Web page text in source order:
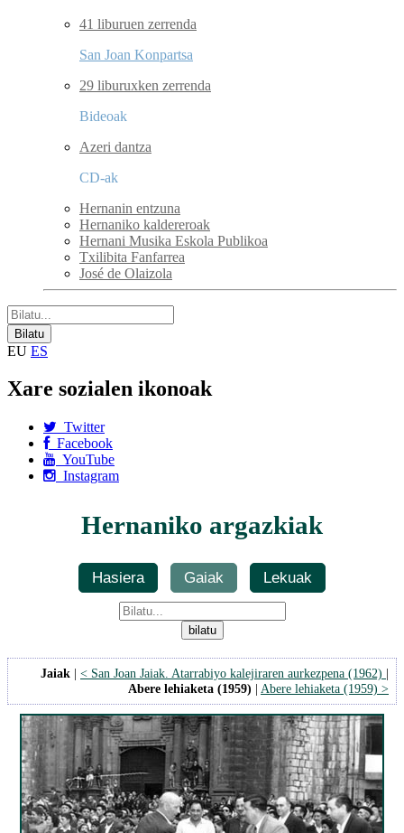
41 liburuen zerrenda
San Joan Konpartsa
29 liburuxken zerrenda
Bideoak
Azeri dantza
CD-ak
Hernanin entzuna
Hernaniko kaldereroak
Hernani Musika Eskola Publikoa
Txilibita Fanfarrea
José de Olaizola
EU ES
Xare sozialen ikonoak
Twitter
Facebook
YouTube
Instagram
Hernaniko argazkiak
Hasiera Gaiak Lekuak
Jaiak | < San Joan Jaiak. Atarrabiyo kalejiraren aurkezpena (1962) |
Abere lehiaketa (1959) | Abere lehiaketa (1959) >